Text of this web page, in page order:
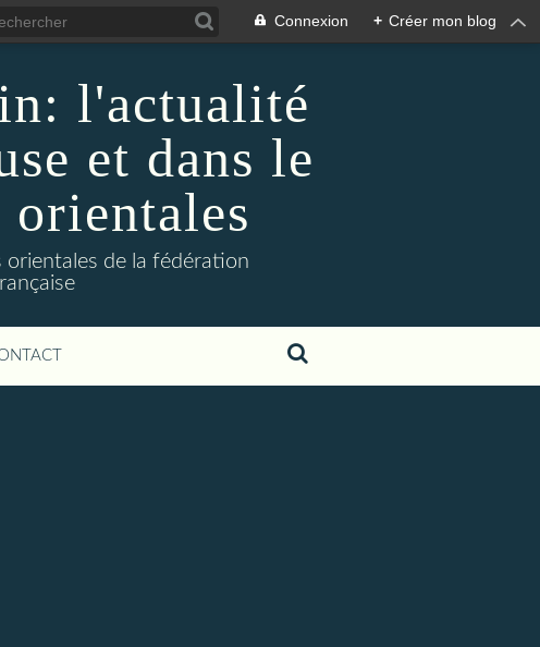
Connexion + Créer mon blog
l'actualité
et dans le
orientales
orientales de la fédération